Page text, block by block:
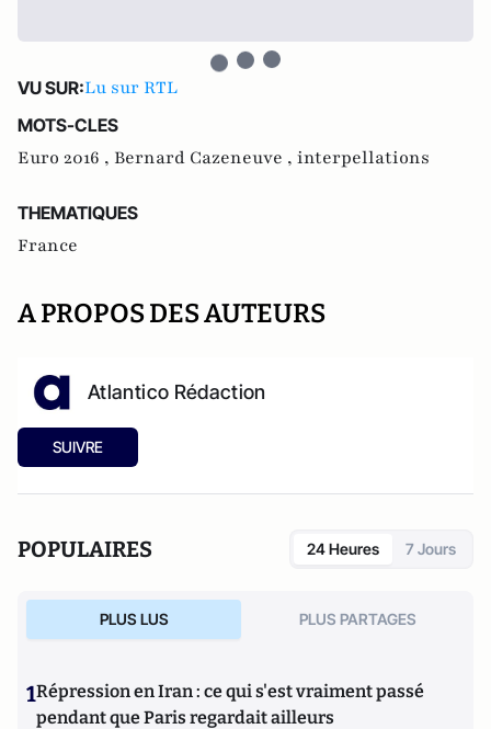
VU SUR:Lu sur RTL
MOTS-CLES
Euro 2016 , Bernard Cazeneuve , interpellations
THEMATIQUES
France
A PROPOS DES AUTEURS
Atlantico Rédaction
SUIVRE
POPULAIRES 24 Heures 7 Jours
PLUS LUS PLUS PARTAGES
1Répression en Iran : ce qui s'est vraiment passé
pendant que Paris regardait ailleurs